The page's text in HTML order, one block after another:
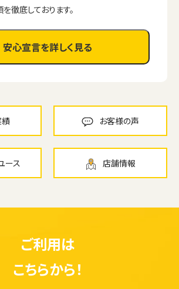
徹底しております。
安心宣言を詳しく見る
績 お客様の声
ース 店舗情報
ご利用は
こちらから！